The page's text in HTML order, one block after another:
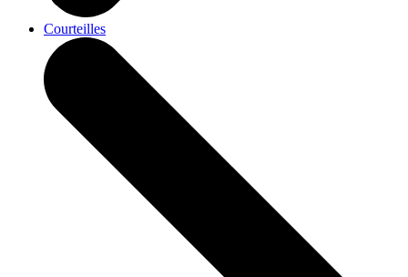
Courteilles